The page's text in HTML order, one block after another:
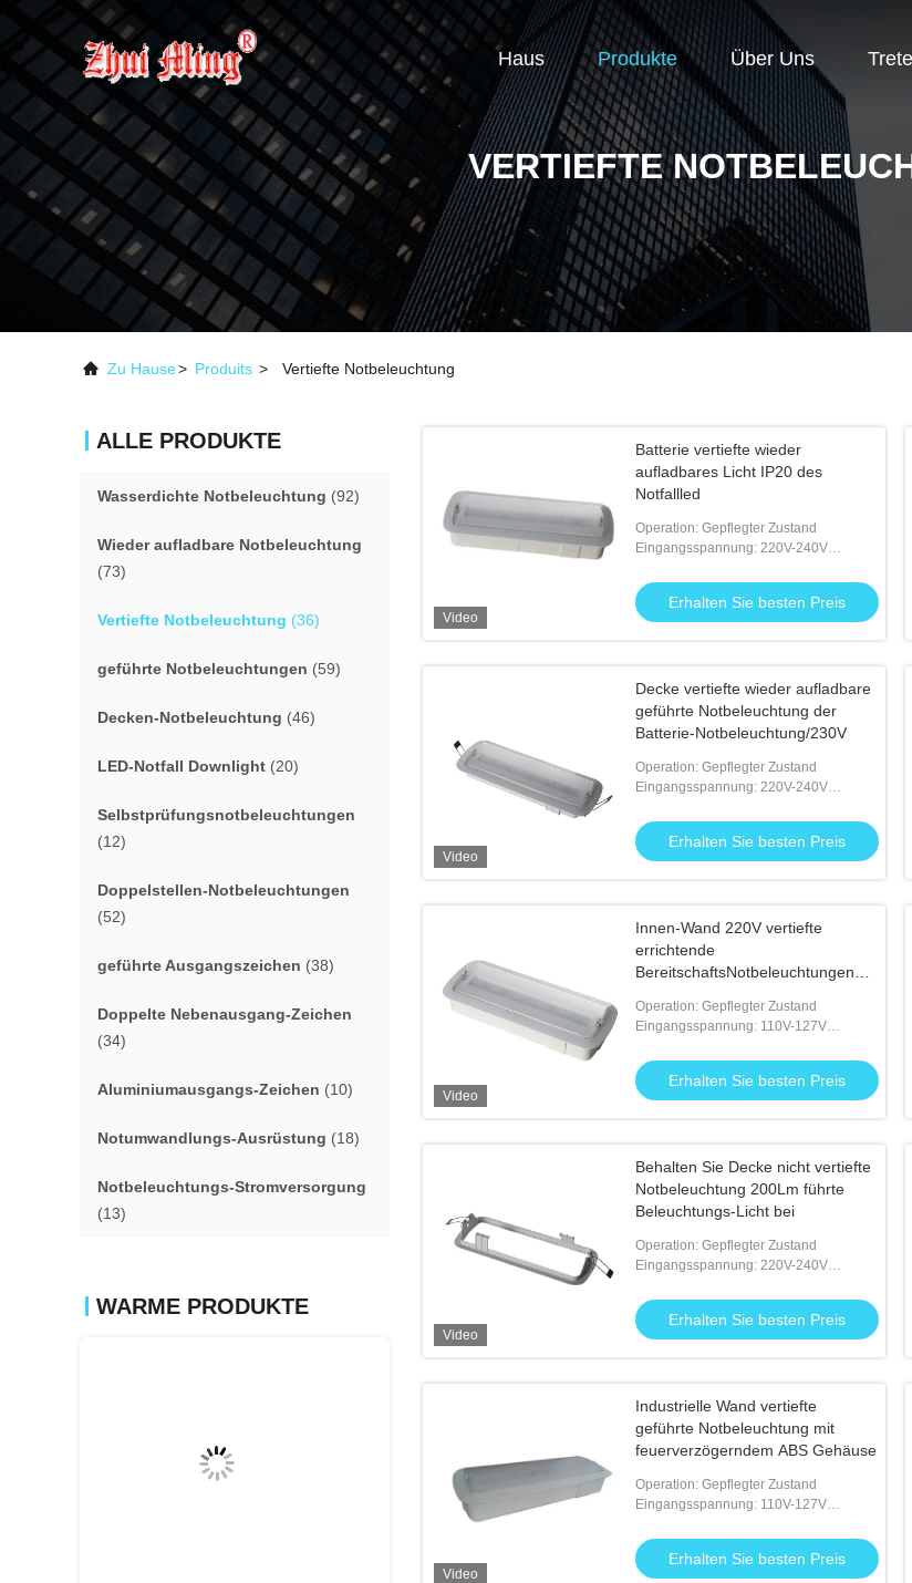
Haus Produkte Über Uns
VERTIEFTE
Zu Hause> Produits > Vertiefte Notbeleuchtung
ALLE PRODUKTE
Wasserdichte Notbeleuchtung (92)
Wieder aufladbare Notbeleuchtung
(73)
Vertiefte Notbeleuchtung (36)
geführte Notbeleuchtungen (59)
Decken-Notbeleuchtung (46)
LED-Notfall Downlight (20)
Selbstprüfungsnotbeleuchtungen
(12)
Doppelstellen-Notbeleuchtungen
(52)
geführte Ausgangszeichen (38)
Doppelte Nebenausgang-Zeichen
(34)
Aluminiumausgangs-Zeichen (10)
Notumwandlungs-Ausrüstung (18)
Notbeleuchtungs-Stromversorgung
(13)
WARME PRODUKTE
Video
Batterie vertiefte wieder
aufladbares Licht IP20 des
Notfallled
Operation: Gepflegter Zustand
Eingangsspannung: 220V-240V
Erhalten Sie besten Preis
Video
Decke vertiefte wieder aufladbare
geführte Notbeleuchtung der
Batterie-Notbeleuchtung/230V
Operation: Gepflegter Zustand
Eingangsspannung: 220V-240V
Erhalten Sie besten Preis
Video
Innen-Wand 220V vertiefte
errichtende
BereitschaftsNotbeleuchtungen
Operation: Gepflegter Zustand
Eingangsspannung: 110V-127V
Erhalten Sie besten Preis
Video
Behalten Sie Decke nicht vertiefte
Notbeleuchtung 200Lm führte
Beleuchtungs-Licht bei
Operation: Gepflegter Zustand
Eingangsspannung: 220V-240V
Erhalten Sie besten Preis
Video
Industrielle Wand vertiefte
geführte Notbeleuchtung mit
feuerverzögerndem ABS Gehäuse
Operation: Gepflegter Zustand
Eingangsspannung: 110V-127V
Erhalten Sie besten Preis